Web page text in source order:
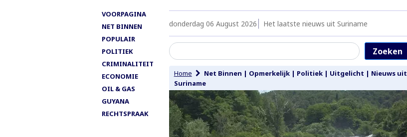
VOORPAGINA
NET BINNEN
POPULAIR
POLITIEK
CRIMINALITEIT
ECONOMIE
OIL & GAS
GUYANA
RECHTSPRAAK
donderdag 06 August 2026 Het laatste nieuws uit Suriname
Zoeken
Home Net Binnen | Opmerkelijk| Politiek| Uitgelicht | Nieuws uit
Suriname